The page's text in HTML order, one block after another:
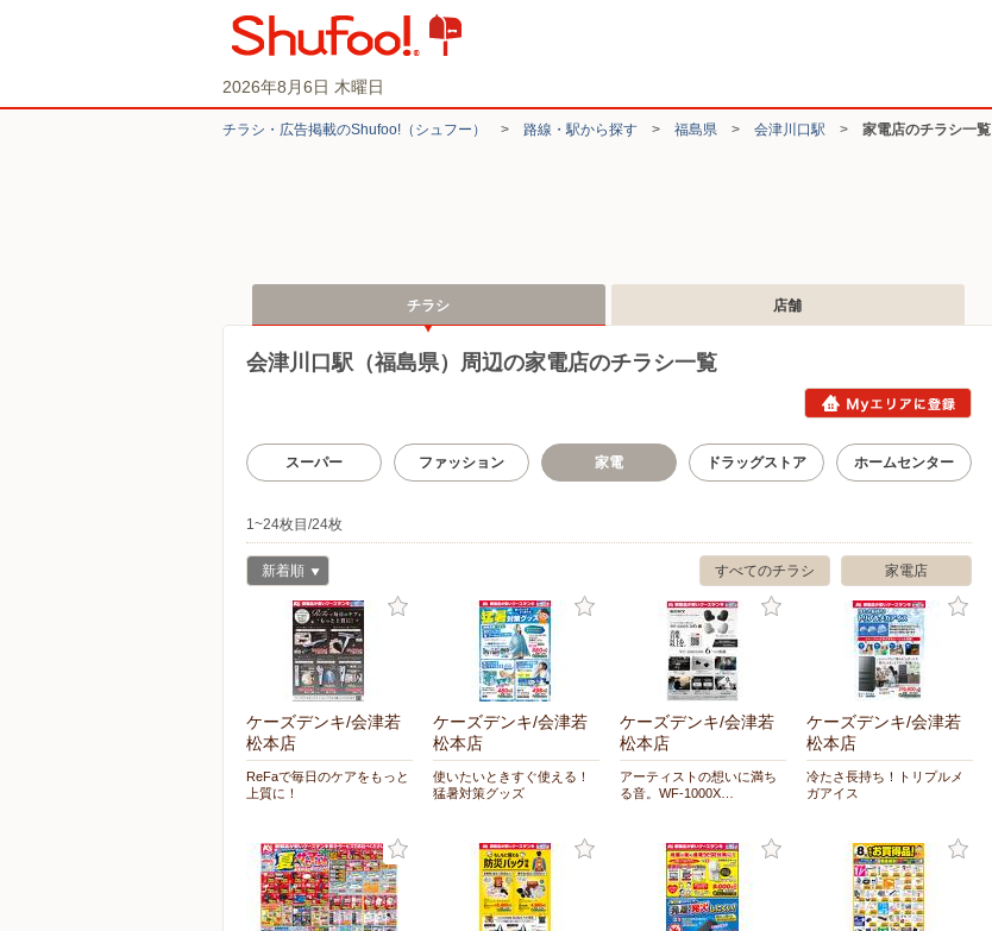
2026年8月6日 木曜日
チラシ・​広告掲載の​Shufoo!​（シュフー） > 路線・駅から探す > 福島県 > 会津川口駅 > 家電店のチラシ一覧
チラシ 店舗
会津川口駅（福島県）周辺の家電店のチラシ一覧
スーパー ファッション 家電 ドラッグストア ホームセンター
1~24枚目/24枚
家電店
すべてのチラシ
新着順
ケーズデンキ/会津若
松本店
ReFaで毎日のケアをもっと
上質に！
ケーズデンキ/会津若
松本店
使いたいときすぐ使える！
猛暑対策グッズ
ケーズデンキ/会津若
松本店
アーティストの想いに満ち
る音。WF-1000X…
ケーズデンキ/会津若
松本店
冷たさ長持ち！トリプルメ
ガアイス